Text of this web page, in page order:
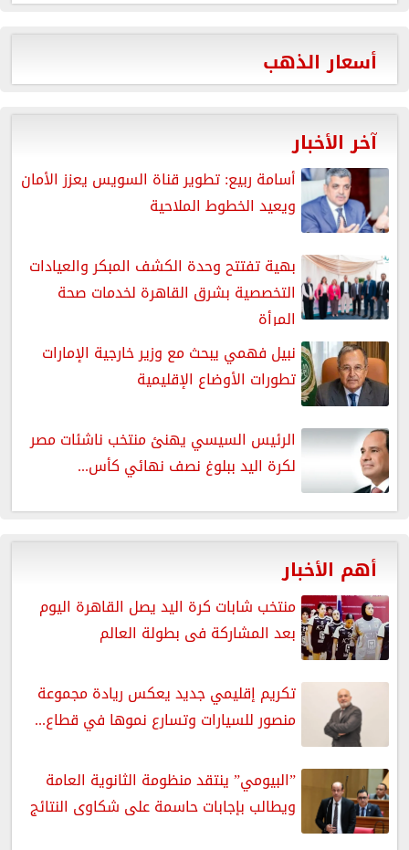
أسعار الذهب
آخر الأخبار
أسامة ربيع: تطوير قناة السويس يعزز الأمان
ويعيد الخطوط الملاحية
بهية تفتتح وحدة الكشف المبكر والعيادات
التخصصية بشرق القاهرة لخدمات صحة
المرأة
نبيل فهمي يبحث مع وزير خارجية الإمارات
تطورات الأوضاع الإقليمية
الرئيس السيسي يهنئ منتخب ناشئات مصر
لكرة اليد ببلوغ نصف نهائي كأس...
أهم الأخبار
منتخب شابات كرة اليد يصل القاهرة اليوم
بعد المشاركة فى بطولة العالم
تكريم إقليمي جديد يعكس ريادة مجموعة
منصور للسيارات وتسارع نموها في قطاع...
”البيومي” ينتقد منظومة الثانوية العامة
ويطالب بإجابات حاسمة على شكاوى النتائج